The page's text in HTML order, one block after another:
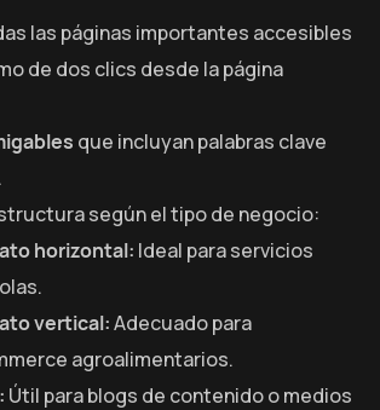
las páginas importantes accesibles
de dos clics desde la página
que incluyan palabras clave
según el tipo de negocio:
horizontal: Ideal para servicios
vertical:Adecuado para
agroalimentarios.
Útil para blogs de contenido o medios